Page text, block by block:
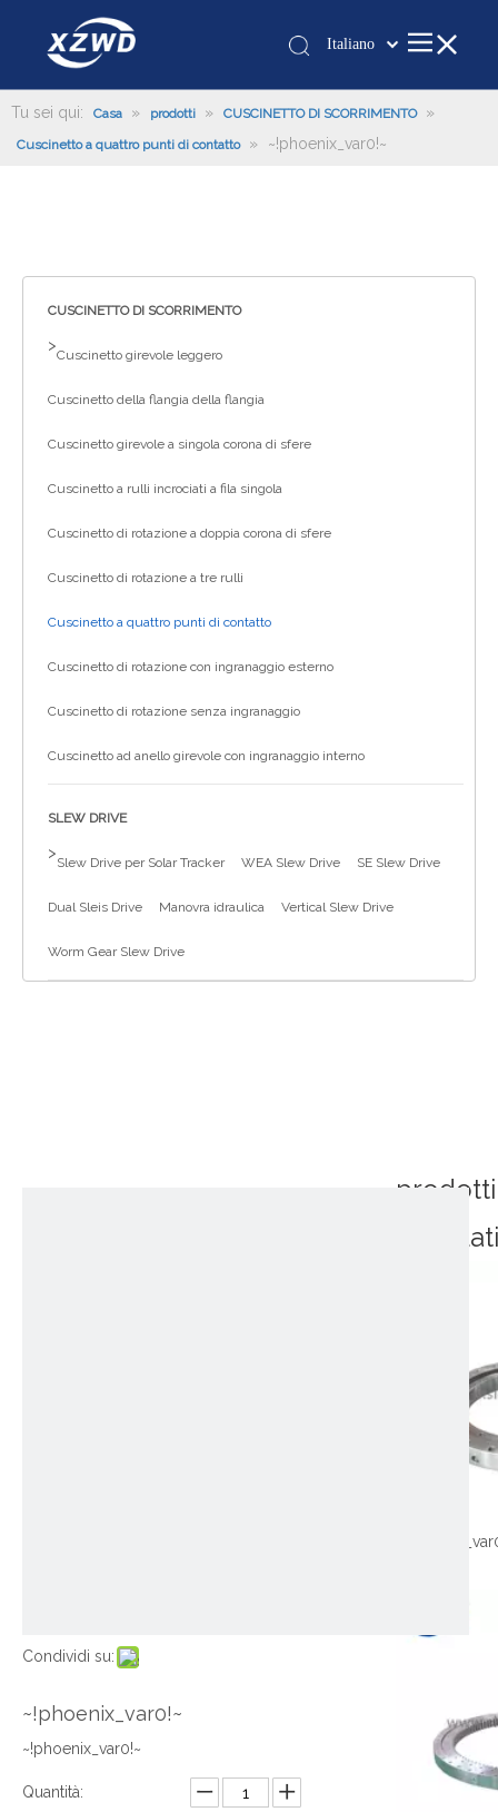
Italiano
românesc
Türk dili
Deutsch
Tu sei qui: Casa » prodotti » CUSCINETTO DI SCORRIMENTO »
Cuscinetto a quattro punti di contatto » ~!phoenix_var0!~
CUSCINETTO DI SCORRIMENTO
>
Cuscinetto girevole leggero
Cuscinetto della flangia della flangia
Cuscinetto girevole a singola corona di sfere
Cuscinetto a rulli incrociati a fila singola
Cuscinetto di rotazione a doppia corona di sfere
Cuscinetto di rotazione a tre rulli
Cuscinetto a quattro punti di contatto
Cuscinetto di rotazione con ingranaggio esterno
Cuscinetto di rotazione senza ingranaggio
Cuscinetto ad anello girevole con ingranaggio interno
SLEW DRIVE
>
Slew Drive per Solar Tracker WEA Slew Drive SE Slew Drive
Dual Sleis Drive Manovra idraulica Vertical Slew Drive
Worm Gear Slew Drive
Condividi su:
~!phoenix_var0!~
~!phoenix_var0!~
Quantità:
prodotti
correlati